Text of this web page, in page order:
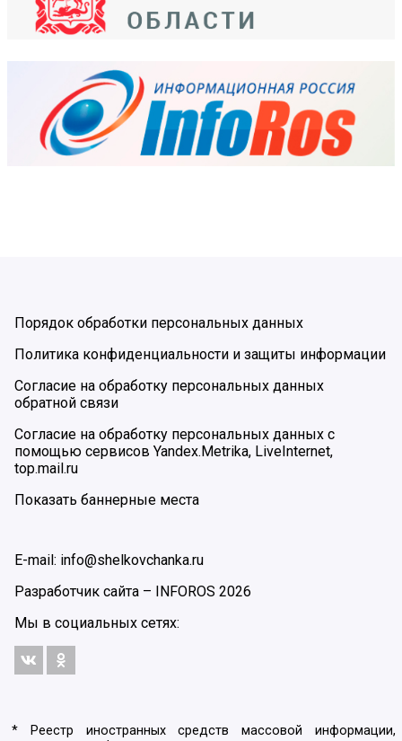
Порядок обработки персональных данных
Политика конфиденциальности и защиты информации
Согласие на обработку персональных данных
обратной связи
Согласие на обработку персональных данных с
помощью сервисов Yandex.Metrika, LiveInternet,
top.mail.ru
Показать баннерные места
E-mail: info@shelkovchanka.ru
Разработчик сайта –
INFOROS 2026
Мы в социальных сетях:
* Реестр иностранных средств массовой информации,